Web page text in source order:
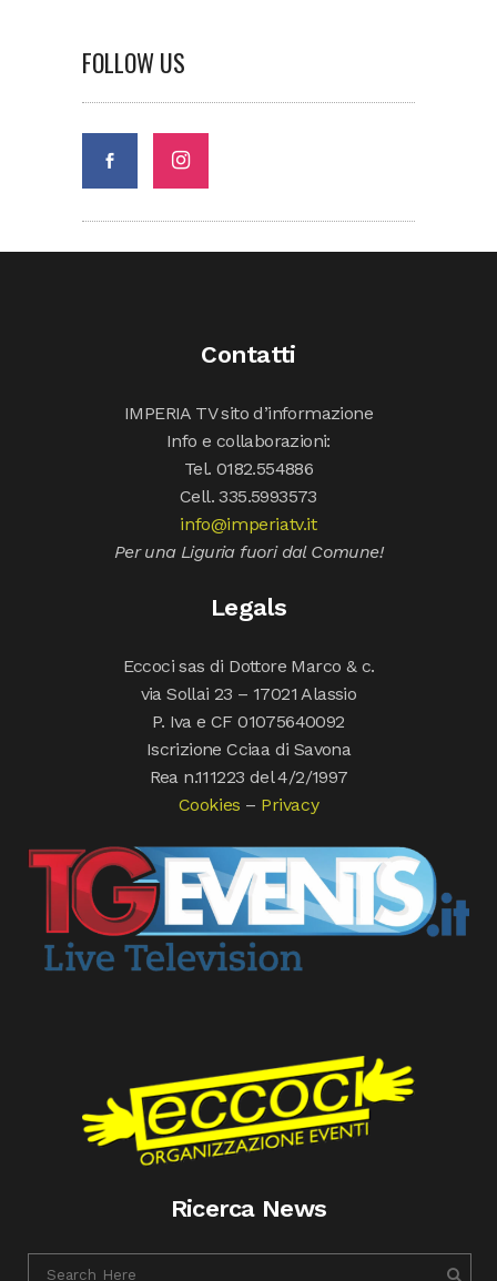
FOLLOW US
Contatti
IMPERIA TV sito d’informazione
Info e collaborazioni:
Tel. 0182.554886
Cell. 335.5993573
info@imperiatv.it
Per una Liguria fuori dal Comune!
Legals
Eccoci sas di Dottore Marco & c.
via Sollai 23 – 17021 Alassio
P. Iva e CF 01075640092
Iscrizione Cciaa di Savona
Rea n.111223 del 4/2/1997
Cookies – Privacy
Ricerca News